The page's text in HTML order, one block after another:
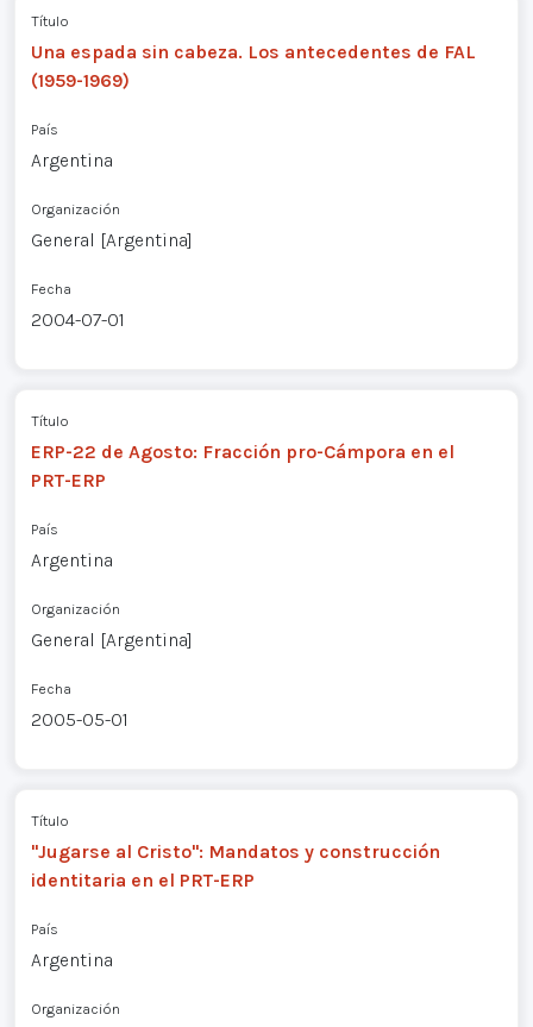
Título
Una espada sin cabeza. Los antecedentes de FAL
(1959-1969)
País
Argentina
Organización
General [Argentina]
Fecha
2004-07-01
Título
ERP-22 de Agosto: Fracción pro-Cámpora en el
PRT-ERP
País
Argentina
Organización
General [Argentina]
Fecha
2005-05-01
Título
"Jugarse al Cristo": Mandatos y construcción
identitaria en el PRT-ERP
País
Argentina
Organización